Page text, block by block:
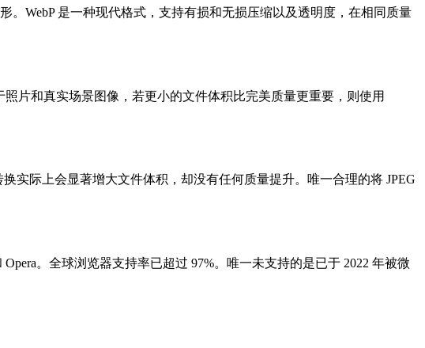
WebP 是一种现代格式，支持有损和无损压缩以及透明度，在相同质量
片和真实场景图像，若更小的文件体积比完美质量更重要，则使用
实际上会显著增大文件体积，却没有任何质量提升。唯一合理的将 JPEG
Opera。全球浏览器支持率已超过 97%。唯一未支持的是已于 2022 年被微